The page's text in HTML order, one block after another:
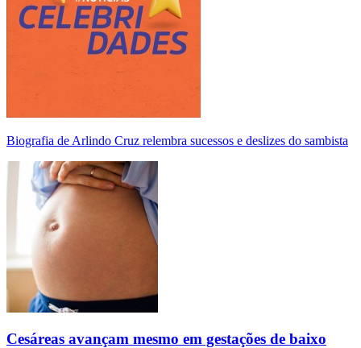
Biografia de Arlindo Cruz relembra sucessos e deslizes do sambista
Cesáreas avançam mesmo em gestações de baixo